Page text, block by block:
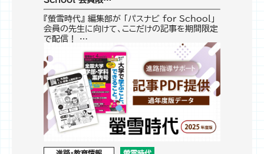
『螢雪時代』 編集部が 「パスナビ for School」
会員の先生に向けて、ここだけの記事を期間限定
で配信！ …